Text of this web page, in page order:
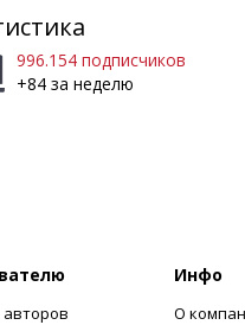
996.154 подписчиков
+84 за неделю
авторов
Инфо
О